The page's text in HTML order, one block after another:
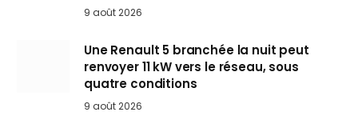
9 août 2026
Une Renault 5 branchée la nuit peut
renvoyer 11 kW vers le réseau, sous
quatre conditions
9 août 2026